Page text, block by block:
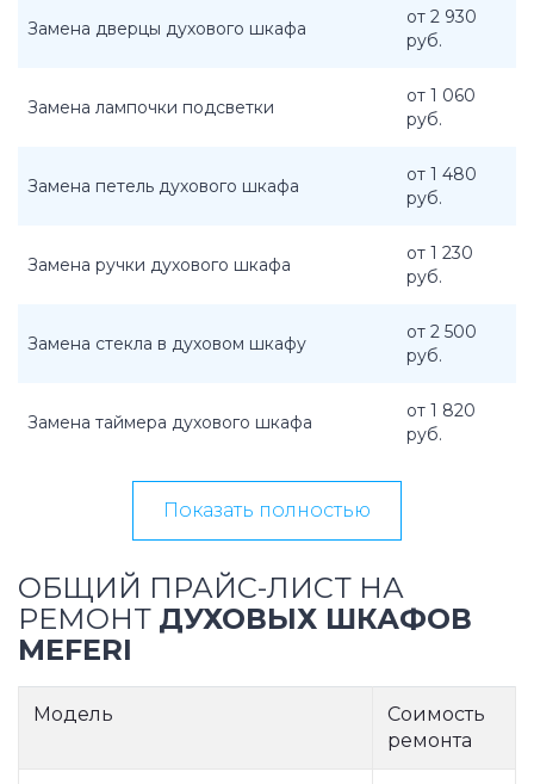
Замена дверцы духового шкафа
от 2 930
руб.
Замена лампочки подсветки
от 1 060
руб.
Замена петель духового шкафа
от 1 480
руб.
Замена ручки духового шкафа
от 1 230
руб.
Замена стекла в духовом шкафу
от 2 500
руб.
Замена таймера духового шкафа
от 1 820
руб.
Показать полностью
ОБЩИЙ ПРАЙС-ЛИСТ НА
РЕМОНТ ДУХОВЫХ ШКАФОВ
MEFERI
Модель
Соимость
ремонта